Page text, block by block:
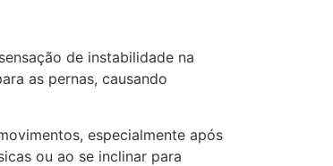
de instabilidade na
as pernas, causando
especialmente após
ou ao se inclinar para